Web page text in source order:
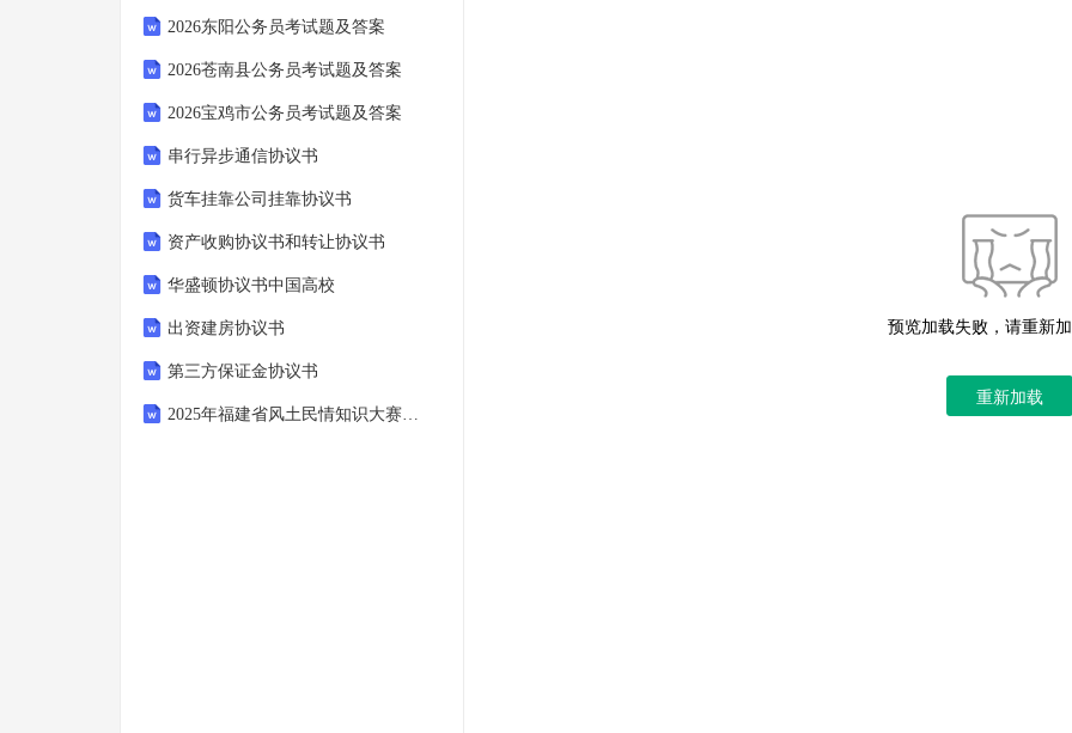
预览加载失败，请重新
重新加载
2026东阳公务员考试题及答案
2026苍南县公务员考试题及答案
2026宝鸡市公务员考试题及答案
串行异步通信协议书
货车挂靠公司挂靠协议书
资产收购协议书和转让协议书
华盛顿协议书中国高校
出资建房协议书
第三方保证金协议书
2025年福建省风土民情知识大赛考试题库(含答案)